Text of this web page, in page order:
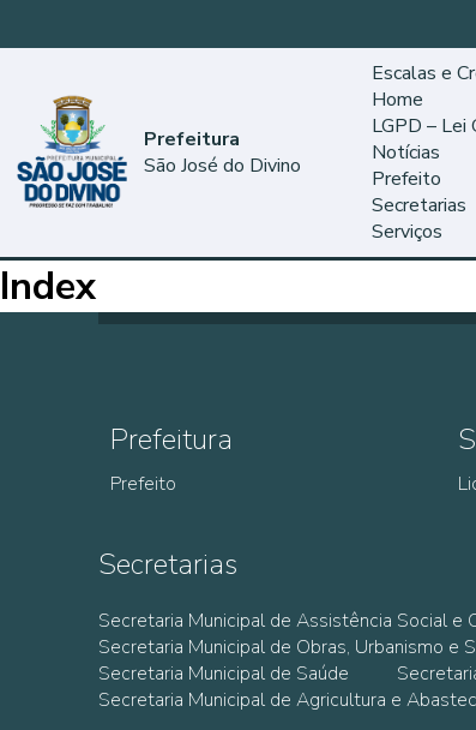
Prefeitura
São José do Divino
Escalas e
Home
LGPD – Lei
Notícias
Prefeito
Secretarias
Serviços
Index
Prefeitura
Prefeito
Secretarias
Secretaria Municipal de Assistência Social e
Secretaria Municipal de Obras, Urbanismo e
Secretaria Municipal de Saúde
Secretaria Municipal de Agricultura e